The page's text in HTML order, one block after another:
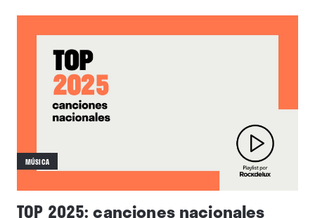
MÚSICA
TOP 2025: canciones nacionales